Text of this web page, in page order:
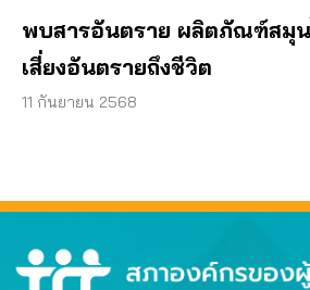
พบสารอันตราย ผลิตภัณฑ์สมุ
เสี่ยงอันตรายถึงชีวิต
11 กันยายน 2568